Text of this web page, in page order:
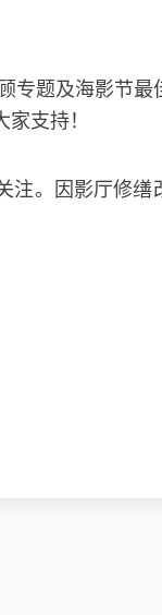
专题及海影节最
支持！
注。因影厅修缮